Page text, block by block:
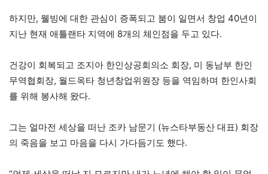
하지만, 웰빙에 대한 관심이 증폭되고 붐이 일면서 창업 40년이
지난 현재 애틀랜타 지역에 8개의 체인점을 두고 있다.
건강이 회복되고 조지아 한인상공회의소 회장, 미 동남부 한인
무역협회장, 월드옥타 청년창업위원장 등을 역임하며 한인사회
를 위해 봉사해 왔다.
그는 얼마전 세상을 떠난 조카 남문기 (뉴스타부동산 대표) 회장
의 죽음을 보고 마음을 다시 가다듬기도 했다.